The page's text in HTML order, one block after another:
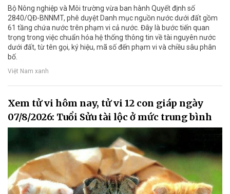
Bộ Nông nghiệp và Môi trường vừa ban hành Quyết định số
2840/QĐ-BNNMT, phê duyệt Danh mục nguồn nước dưới đất gồm
61 tầng chứa nước trên phạm vi cả nước. Đây là bước tiến quan
trọng trong việc chuẩn hóa hệ thống thông tin về tài nguyên nước
dưới đất, từ tên gọi, ký hiệu, mã số đến phạm vi và chiều sâu phân
bố.
Việt Nam xanh
Xem tử vi hôm nay, tử vi 12 con giáp ngày
07/8/2026: Tuổi Sửu tài lộc ở mức trung bình